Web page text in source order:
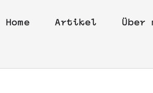
Home Artikel Über